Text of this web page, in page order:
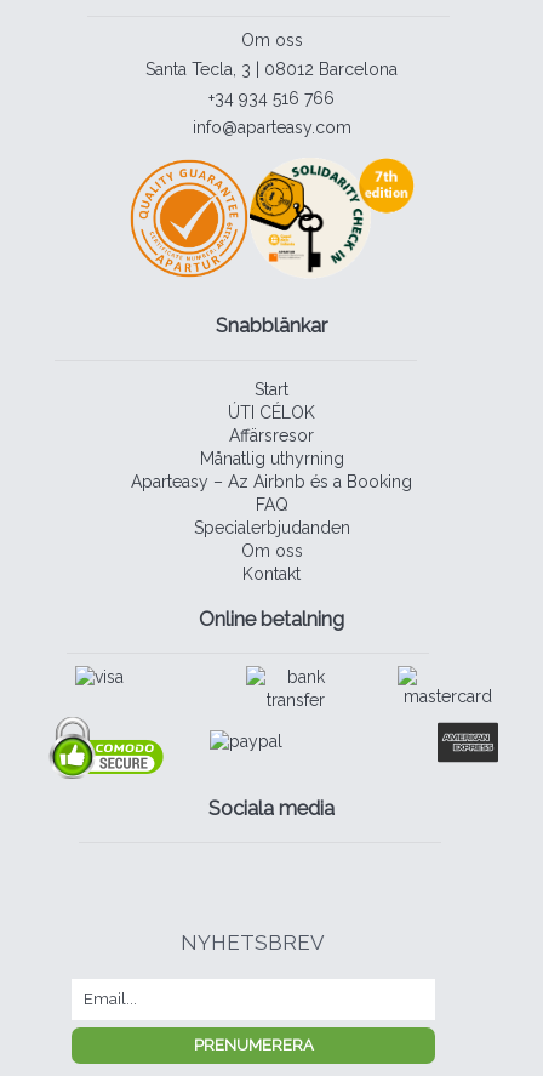
Om oss
Santa Tecla, 3 | 08012 Barcelona
+34 934 516 766
info@aparteasy.com
Snabblänkar
Start
ÚTI CÉLOK
Affärsresor
Månatlig uthyrning
Aparteasy – Az Airbnb és a Booking
FAQ
Specialerbjudanden
Om oss
Kontakt
Online betalning
Sociala media
NYHETSBREV